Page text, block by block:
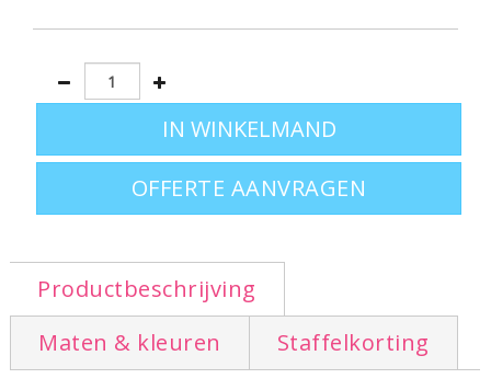
OFFERTE AANVRAGEN
Productbeschrijving
Maten & kleuren
Staffelkorting